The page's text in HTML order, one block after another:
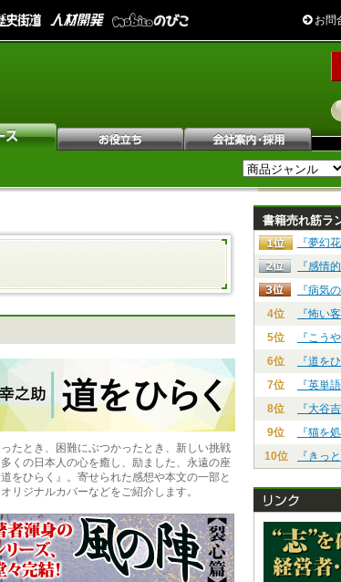
お問
たとき、困難にぶつかったとき、新しい挑戦
くの日本人の心を癒し、励ました、永遠の座
をひらく』。寄せられた感想や本文の一部と
リジナルカバーなどをご紹介します。
書籍売れ筋ラ
『夢幻
『感情
『病気
4位
『怖い客
5位
『こう
6位
『道を
7位
『英単
8位
『大谷
9位
『猫を
10位
『きっ